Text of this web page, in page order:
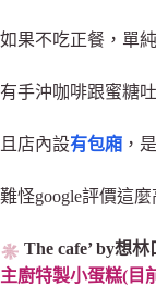
如果不吃正餐，單
有手沖咖啡跟蜜糖
且店內設有包廂 ，是
難怪google評價這
The cafe’ by想林
主廚特製小蛋糕(目